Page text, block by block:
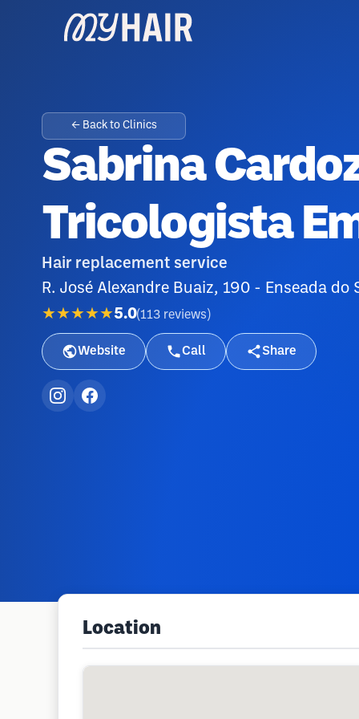
← Back to Clinics
Sabrina
Tricologista
Hair replacement service
R. José Alexandre Buaiz, 190 - Enseada
★★★★★5.0(113 reviews )
Website Call Share
Location